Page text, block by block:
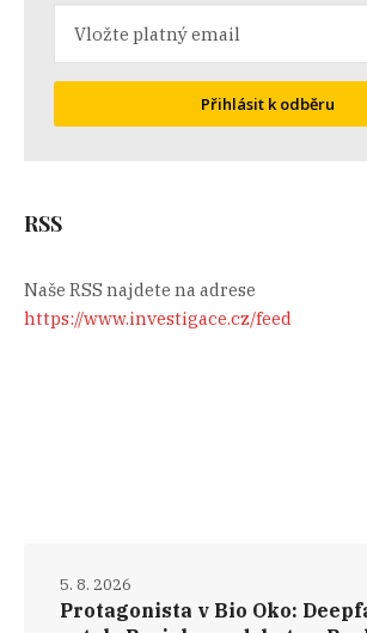
Přihlásit k odběru
RSS
Naše RSS najdete na adrese
https://www.investigace.cz/feed
Protagonista v Bio Oko:
5. 8. 2026